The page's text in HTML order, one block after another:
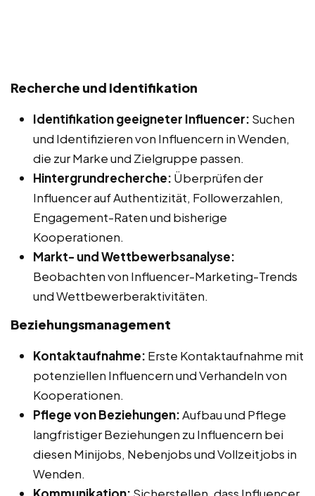
Recherche und Identifikation
Identifikation geeigneter Influencer: Suchen
und Identifizieren von Influencern in Wenden,
die zur Marke und Zielgruppe passen.
Hintergrundrecherche: Überprüfen der
Influencer auf Authentizität, Followerzahlen,
Engagement-Raten und bisherige
Kooperationen.
Markt- und Wettbewerbsanalyse:
Beobachten von Influencer-Marketing-Trends
und Wettbewerberaktivitäten.
Beziehungsmanagement
Kontaktaufnahme: Erste Kontaktaufnahme mit
potenziellen Influencern und Verhandeln von
Kooperationen.
Pflege von Beziehungen:Aufbau und Pflege
langfristiger Beziehungen zu Influencern bei
diesen Minijobs, Nebenjobs und Vollzeitjobs in
Wenden.